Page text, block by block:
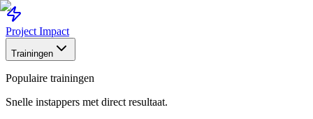
Project Impact
Trainingen
Populaire trainingen
Snelle instappers met direct resultaat.